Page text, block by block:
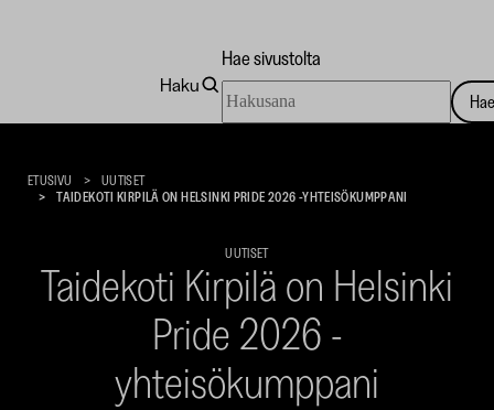
Taidekoti
Haku
Hae sivustolta
sivustolta
ETUSIVU
UUTISET
TAIDEKOTI KIRPILÄ ON HELSINKI PRIDE 2026 -YHTEISÖKUMPPANI
UUTISET
Taidekoti Kirpilä on Helsinki
Pride 2026 -
yhteisökumppani